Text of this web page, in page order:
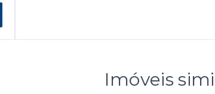
Imóveis